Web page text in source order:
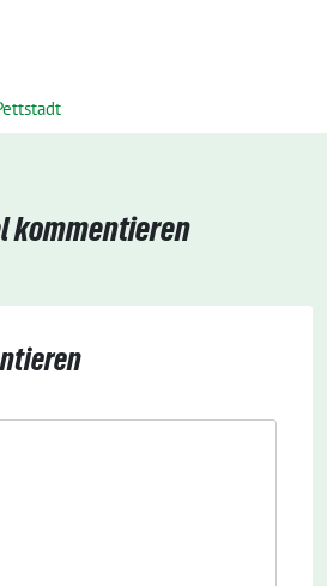
kommentieren